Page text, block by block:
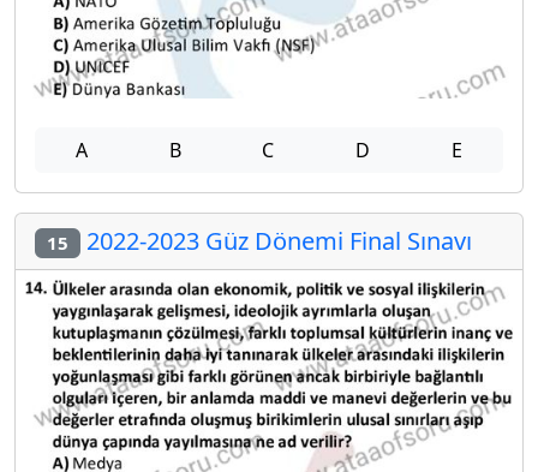
A B C D E
15 2022-2023 Güz Dönemi Final Sınavı